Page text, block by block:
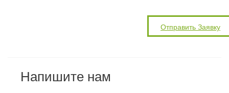
Напишите нам